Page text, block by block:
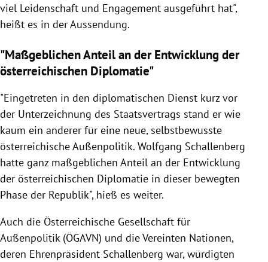
viel Leidenschaft und Engagement ausgeführt hat",
heißt es in der Aussendung.
"Maßgeblichen Anteil an der Entwicklung der
österreichischen Diplomatie"
"Eingetreten in den diplomatischen Dienst kurz vor
der Unterzeichnung des Staatsvertrags stand er wie
kaum ein anderer für eine neue, selbstbewusste
österreichische Außenpolitik. Wolfgang Schallenberg
hatte ganz maßgeblichen Anteil an der Entwicklung
der österreichischen Diplomatie in dieser bewegten
Phase der Republik", hieß es weiter.
Auch die Österreichische Gesellschaft für
Außenpolitik (ÖGAVN) und die Vereinten Nationen,
deren Ehrenpräsident Schallenberg war, würdigten